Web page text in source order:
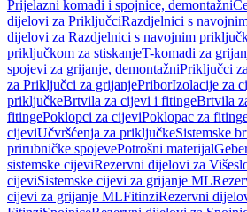
Prijelazni komadi i spojnice, demontažni
dijelovi za PriključciRazdjelnici s
dijelovi za Razdjelnici s navojnim
priključkom za stiskanjeT-komadi za
spojevi za grijanje, demontažniPriključci
za Priključci za grijanjePriborIzolacije za
priključkeBrtvila za cijevi i fitingeBrtvila
fitingePoklopci za cijeviPoklopac za
cijeviUčvršćenja za priključkeSistemske
prirubničke spojevePotrošni materijal
sistemske cijeviRezervni dijelovi za
cijeviSistemske cijevi za grijanje ML
cijevi za grijanje MLFitinziRezervni